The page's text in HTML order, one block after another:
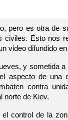
pero es otra de
civiles. Esto nos
video difundido
y sometida
aspecto de una
contra
norte de Kiev.
control de la